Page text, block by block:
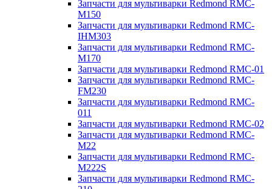
Запчасти для мультиварки Redmond RMC-
M150
Запчасти для мультиварки Redmond RMC-
IHM303
Запчасти для мультиварки Redmond RMC-
M170
Запчасти для мультиварки Redmond RMC-01
Запчасти для мультиварки Redmond RMC-
FM230
Запчасти для мультиварки Redmond RMC-
011
Запчасти для мультиварки Redmond RMC-02
Запчасти для мультиварки Redmond RMC-
M22
Запчасти для мультиварки Redmond RMC-
M222S
Запчасти для мультиварки Redmond RMC-